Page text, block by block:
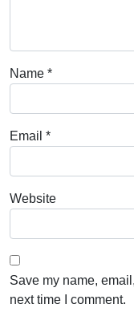
Name *
Email *
Website
Save my name,
next time I comment.